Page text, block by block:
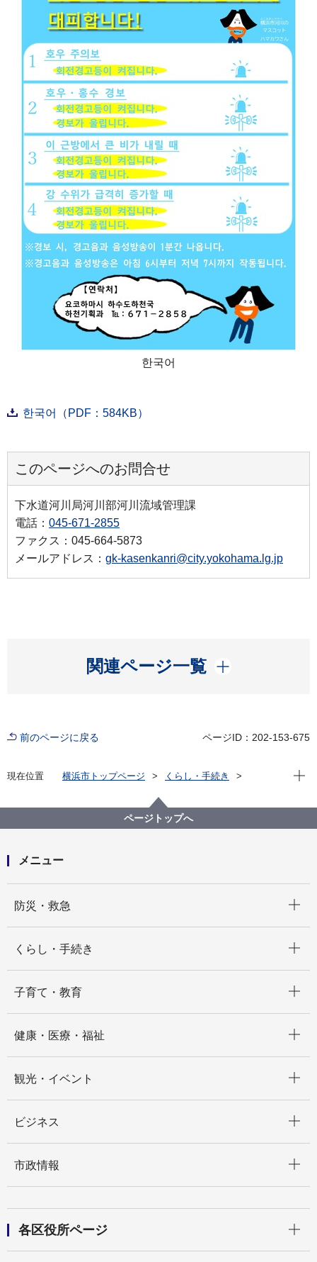
한국어
한국어（PDF：584KB）
このページへのお問合せ
下水道河川局河川部河川流域管理課
電話： 045-671-2855
ファクス：045-664-5873
メールアドレス： gk-kasenkanri@city.yokohama.lg.jp
関連ページ一覧
開く
前のページに戻る ページID：202-153-675
現在位置 横浜市トップページ
くらし・手続き
親水拠点説明看板（日本語・English・中文（简体
字）・한국어）
現在
ページトップへ
メニュー
防災・救急
くらし・手続き
子育て・教育
健康・医療・福祉
観光・イベント
ビジネス
市政情報
各区役所ページ